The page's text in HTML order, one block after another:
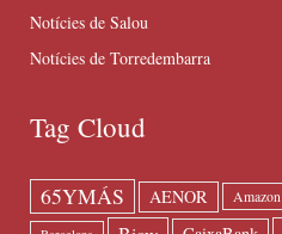
Notícies de Salou
Notícies de Torredembarra
Tag Cloud
65YMÁS AENOR Amazon